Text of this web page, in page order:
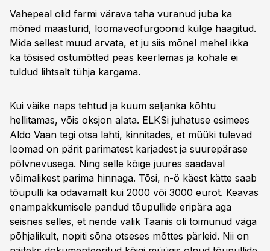
Vahepeal olid farmi värava taha vuranud juba ka
mõned maasturid, loomaveofurgoonid külge haagitud.
Mida sellest muud arvata, et ju siis mõnel mehel ikka
ka tõsised ostumõtted peas keerlemas ja kohale ei
tuldud lihtsalt tühja kargama.
Kui väike naps tehtud ja kuum seljanka kõhtu
hellitamas, võis oksjon alata. ELKSi juhatuse esimees
Aldo Vaan tegi otsa lahti, kinnitades, et müüki tulevad
loomad on pärit parimatest karjadest ja suurepärase
põlvnevusega. Ning selle kõige juures saadaval
võimalikest parima hinnaga. Tõsi, n-ö käest kätte saab
tõupulli ka odavamalt kui 2000 või 3000 eurot. Keavas
enampakkumisele pandud tõupullide eripära aga
seisnes selles, et nende valik Taanis oli toimunud väga
põhjalikult, nopiti sõna otseses mõttes pärleid. Nii on